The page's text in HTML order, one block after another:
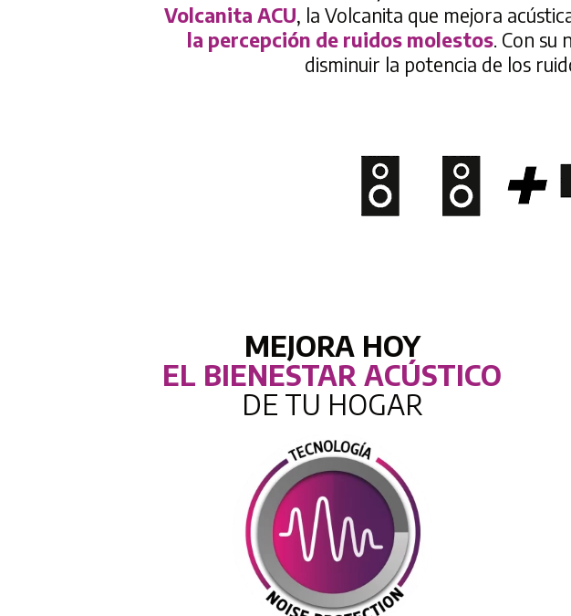
Volcanita ACU, la Volcanita que mejora
la percepción de ruidos molestos. Con su
disminuir la potencia de los
MEJORA HOY
EL BIENESTAR ACÚSTICO
DE TU HOGAR